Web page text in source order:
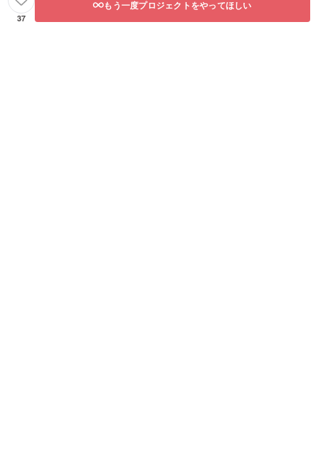
37
もう一度プロジェクトをやってほしい